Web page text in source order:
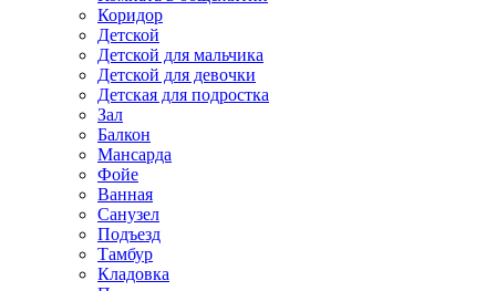
Коридор
Детской
Детской для мальчика
Детской для девочки
Детская для подростка
Зал
Балкон
Мансарда
Фойе
Ванная
Санузел
Подъезд
Тамбур
Кладовка